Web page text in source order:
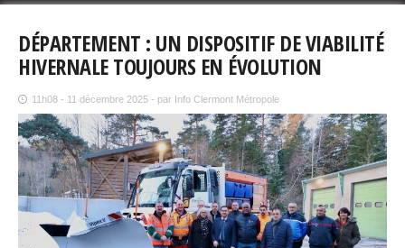
DÉPARTEMENT : UN DISPOSITIF DE VIABILITÉ
HIVERNALE TOUJOURS EN ÉVOLUTION
11h08 - 11 décembre 2025 - par Info Clermont Métropole